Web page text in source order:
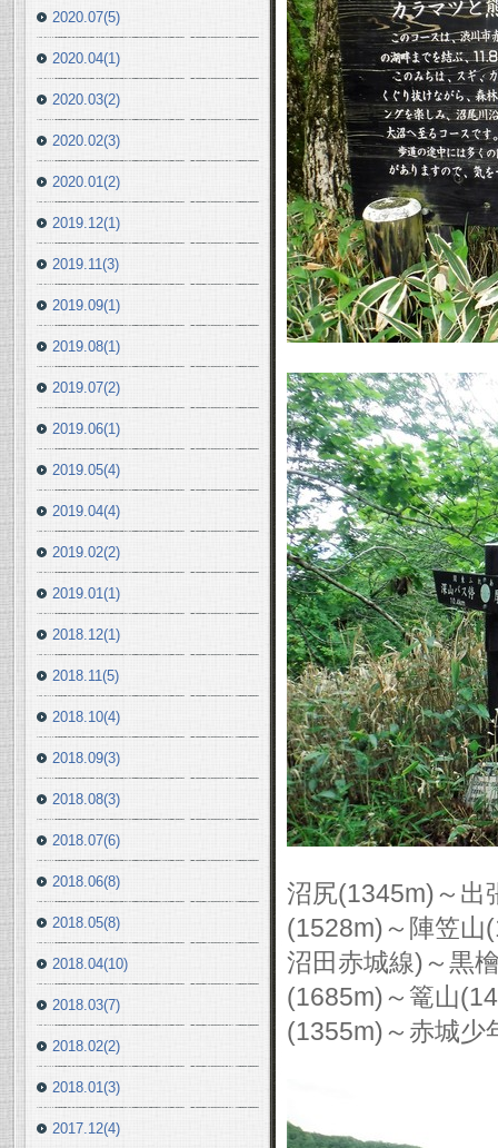
沼尻(1345m)～出
(1528m)～陣笠山
沼田赤城線)～黒
(1685m)～篭山
(1355m)～赤城少
2020.07(5)
2020.04(1)
2020.03(2)
2020.02(3)
2020.01(2)
2019.12(1)
2019.11(3)
2019.09(1)
2019.08(1)
2019.07(2)
2019.06(1)
2019.05(4)
2019.04(4)
2019.02(2)
2019.01(1)
2018.12(1)
2018.11(5)
2018.10(4)
2018.09(3)
2018.08(3)
2018.07(6)
2018.06(8)
2018.05(8)
2018.04(10)
2018.03(7)
2018.02(2)
2018.01(3)
2017.12(4)